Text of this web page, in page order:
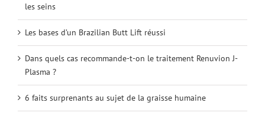
les seins
Les bases d’un Brazilian Butt Lift réussi
Dans quels cas recommande-t-on le traitement Renuvion J-
Plasma ?
6 faits surprenants au sujet de la graisse humaine